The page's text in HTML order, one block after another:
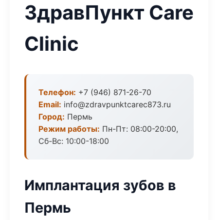
ЗдравПункт Care
Clinic
Телефон: +7 (946) 871-26-70
Email: info@zdravpunktcarec873.ru
Город: Пермь
Режим работы: Пн-Пт: 08:00-20:00,
Сб-Вс: 10:00-18:00
Имплантация зубов в
Пермь